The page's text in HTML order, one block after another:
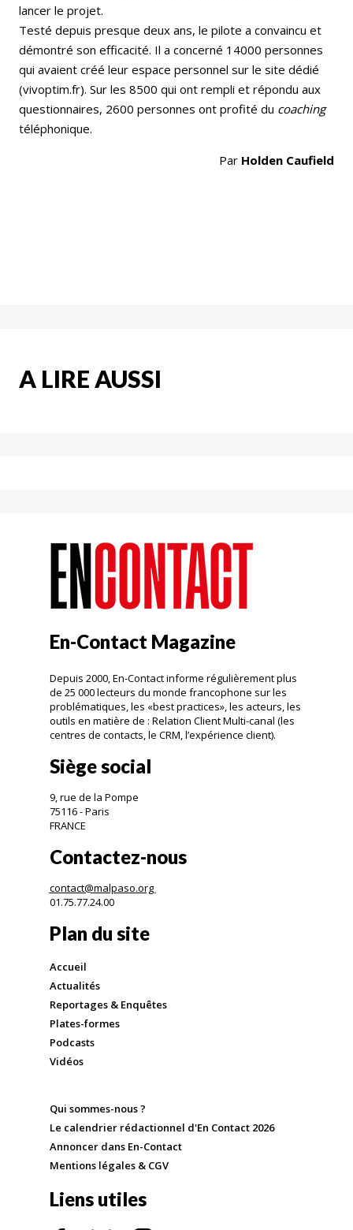
lancer le projet.
Testé depuis presque deux ans, le pilote a convaincu et
démontré son efficacité. Il a concerné 14000 personnes
qui avaient créé leur espace personnel sur le site dédié
(vivoptim.fr). Sur les 8500 qui ont rempli et répondu aux
questionnaires, 2600 personnes ont profité du coaching
téléphonique.
Par Holden Caufield
A LIRE AUSSI
En-Contact Magazine
Depuis 2000, En-Contact informe régulièrement plus
de 25 000 lecteurs du monde francophone sur les
problématiques, les «best practices», les acteurs, les
outils en matière de : Relation Client Multi-canal (les
centres de contacts, le CRM, l’expérience client).
Siège social
9, rue de la Pompe
75116 - Paris
FRANCE
Contactez-nous
contact@malpaso.org
01.75.77.24.00
Plan du site
Accueil
Actualités
Reportages & Enquêtes
Plates-formes
Podcasts
Vidéos
Qui sommes-nous ?
Le calendrier rédactionnel d'En Contact 2026
Annoncer dans En-Contact
Mentions légales & CGV
Liens utiles